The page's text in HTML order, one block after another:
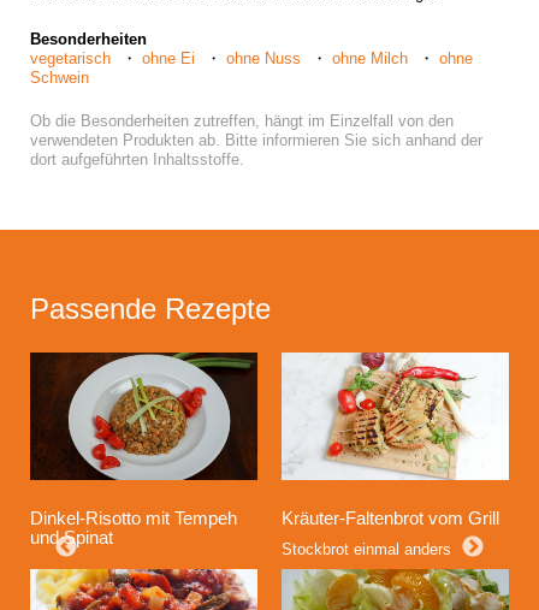
Besonderheiten
vegetarisch
ohne Ei ohne Nuss ohne Milch
ohne
Schwein
Ob die Besonderheiten zutreffen, hängt im Einzelfall von den
verwendeten Produkten ab. Bitte informieren Sie sich anhand der
dort aufgeführten Inhaltsstoffe.
Passende Rezepte
Dinkel-Risotto mit Tempeh
und Spinat
Kräuter-Faltenbrot vom Grill
Stockbrot einmal anders